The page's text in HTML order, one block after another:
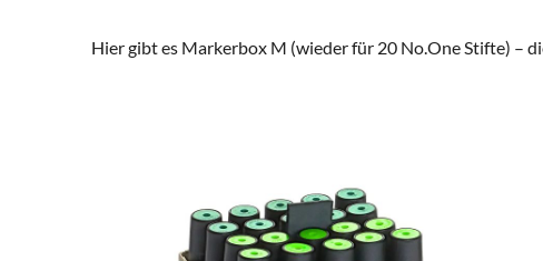
Hier gibt es Markerbox M (wieder für 20 No.One Stifte) –